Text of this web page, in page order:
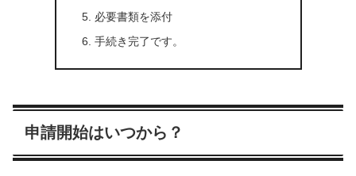
必要書類を添付
手続き完了です。
申請開始はいつから？